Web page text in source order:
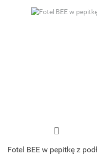
Fotel BEE w pepitkę z